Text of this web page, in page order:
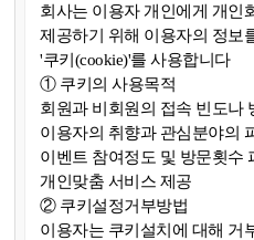
회사는 이용자 개인에게 개인
제공하기 위해 이용자의 정보
'쿠키(cookie)'를 사용합니다
① 쿠키의 사용목적
회원과 비회원의 접속 빈도나
이용자의 취향과 관심분야의
이벤트 참여정도 및 방문횟수
개인맞춤 서비스 제공
② 쿠키설정거부방법
이용자는 쿠키설치에 대해 거